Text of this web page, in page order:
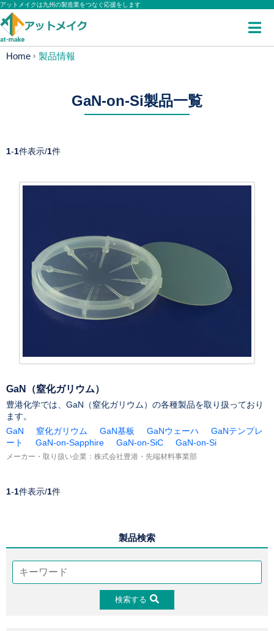
アットメイクは九州の製造業をつなぐ応援をします
Home 製品情報
GaN-on-Si製品一覧
1-1件表示/1件
GaN（窒化ガリウム）
豊港化学では、GaN（窒化ガリウム）の各種製品を取り扱っており
ます。
GaN
窒化ガリウム GaN基板 GaNウェーハ
GaNテンプレ
ート
GaN-on-Sapphire GaN-on-SiC GaN-on-Si
メーカー・取り扱い企業： 株式会社豊港・先端材料事業部
1-1件表示/1件
製品検索
検索する